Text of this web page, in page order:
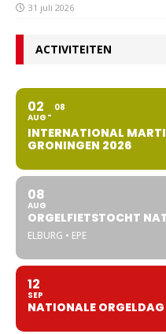
31 juli 2026
ACTIVITEITEN
02
AUG
08
INTERNATIONAL
GRONINGEN 2026
08
AUG
ORGELFIETSTOCHT
ELBURG • EPE
12
SEP
NATIONALE